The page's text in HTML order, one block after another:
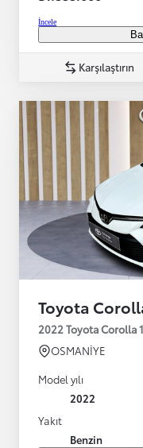
İncele
Karşılaştırın
Toyota
2022 Toyota Corolla
OSMANİYE
Model yılı
2022
Yakıt
Benzin